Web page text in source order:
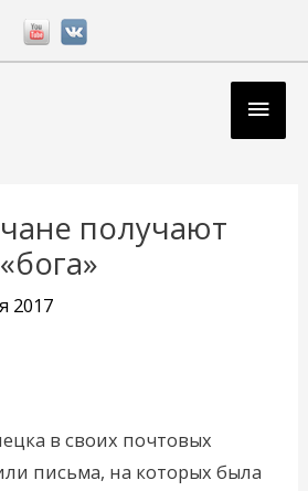
получают
2017
в своих почтовых
письма, на которых была